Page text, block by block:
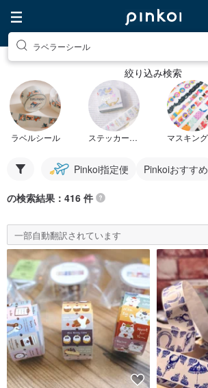
ラベラーシール
絞り込み検索
ラベルシール ステッカーシール
Pinkoi指定便 Pinkoiおすすめ
の検索結果：416 件
一部自動翻訳されています